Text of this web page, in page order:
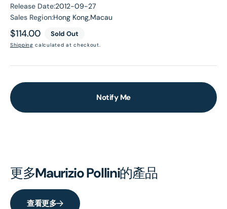
Release Date:2012-09-27
Sales Region:Hong Kong,Macau
Regular
price
$114.00 Sold Out
Shipping calculated at checkout.
Notify Me
更多Maurizio Pollini的產品
查看更多